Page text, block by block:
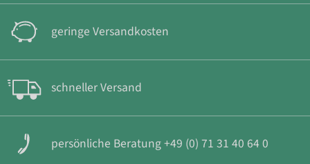
geringe Versandkosten
schneller Versand
persönliche Beratung +49 (0) 71 31 40 64 0